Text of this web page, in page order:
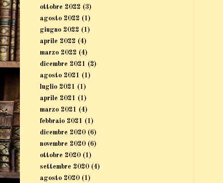
ottobre 2022 (3)
agosto 2022 (1)
giugno 2022 (1)
aprile 2022 (4)
marzo 2022 (4)
dicembre 2021
(2)
agosto 2021
(1)
luglio 2021
(1)
aprile 2021
(1)
marzo 2021
(4)
febbraio 2021
(1)
dicembre 2020 (6)
novembre 2020 (6)
ottobre 2020 (1)
settembre 2020 (4)
agosto 2020 (1)